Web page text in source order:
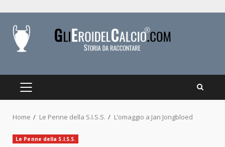
content
PRIMARY
Home Le Penne della S.I.S.S. L’omaggio a Jan Jongbloed
Le Penne della S.I.S.S.